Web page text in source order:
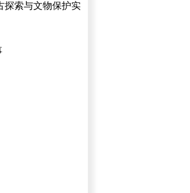
索与文物保护实